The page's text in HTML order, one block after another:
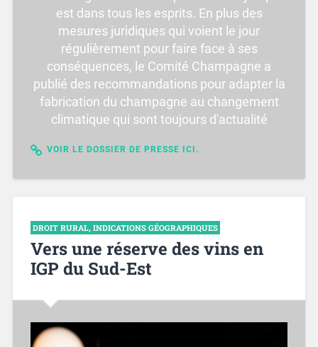
est dans tous les esprits. En plus des
mesures juridiques qui voient le jour
régulièrement pour faire face à ses
conséquences, le Comité Champagne a
publié des recommandations pour adapter la
fabrication du champagne au changement
climatique qui sont toujours d'actualité
VOIR LE DOSSIER DE PRESSE ICI.
DROIT RURAL, INDICATIONS GÉOGRAPHIQUES
Vers une réserve des vins en
IGP du Sud-Est